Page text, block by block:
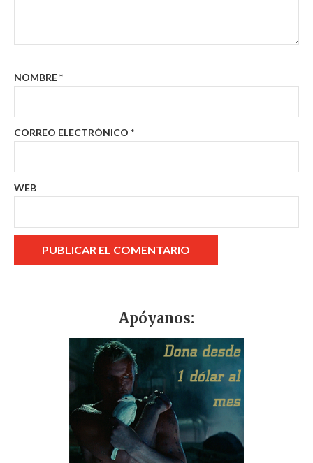
NOMBRE*
CORREO ELECTRÓNICO *
WEB
Apóyanos: